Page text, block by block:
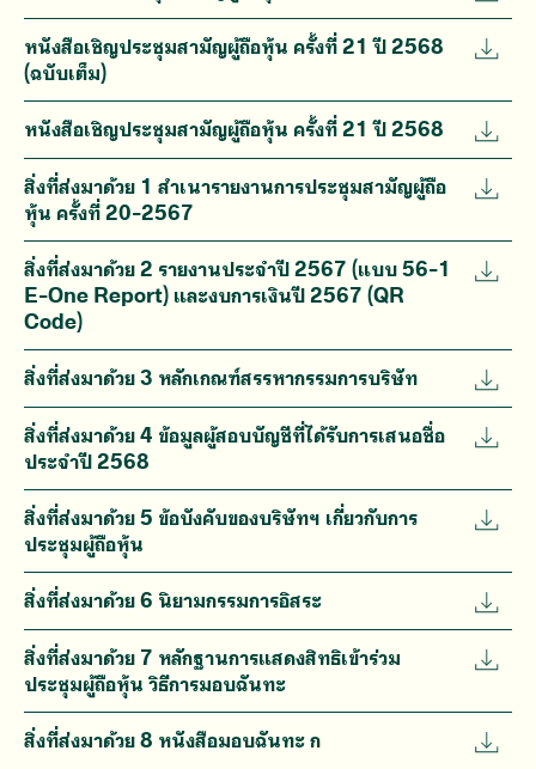
หนังสือเชิญประชุมสามัญผู้ถือหุ้น ครั้งที่ 21 ปี 2568
(ฉบับเต็ม)
หนังสือเชิญประชุมสามัญผู้ถือหุ้น ครั้งที่ 21 ปี 2568
สิ่งที่ส่งมาด้วย 1 สำเนารายงานการประชุมสามัญผู้ถือ
หุ้น ครั้งที่ 20-2567
สิ่งที่ส่งมาด้วย 2 รายงานประจำปี 2567 (แบบ 56-1
E-One Report) และงบการเงินปี 2567 (QR
Code)
สิ่งที่ส่งมาด้วย 3 หลักเกณฑ์สรรหากรรมการบริษัท
สิ่งที่ส่งมาด้วย 4 ข้อมูลผู้สอบบัญชีที่ได้รับการเสนอชื่อ
ประจำปี 2568
สิ่งที่ส่งมาด้วย 5 ข้อบังคับของบริษัทฯ เกี่ยวกับการ
ประชุมผู้ถือหุ้น
สิ่งที่ส่งมาด้วย 6 นิยามกรรมการอิสระ
สิ่งที่ส่งมาด้วย 7 หลักฐานการแสดงสิทธิเข้าร่วม
ประชุมผู้ถือหุ้น วิธีการมอบฉันทะ
สิ่งที่ส่งมาด้วย 8 หนังสือมอบฉันทะ ก